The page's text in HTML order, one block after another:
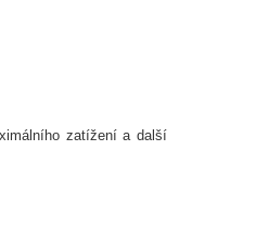
zatížení a další